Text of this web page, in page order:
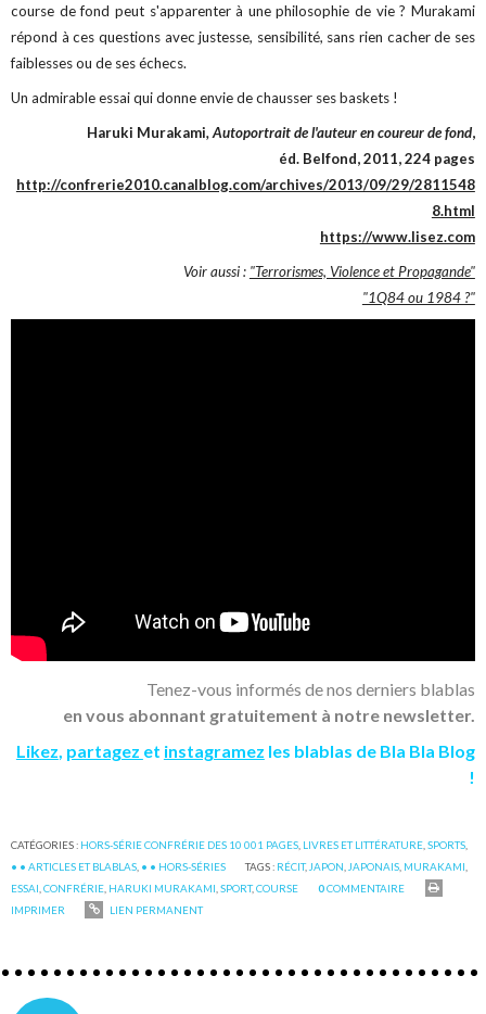
course de fond peut s'apparenter à une philosophie de vie ? Murakami
répond à ces questions avec justesse, sensibilité, sans rien cacher de ses
faiblesses ou de ses échecs.
Un admirable essai qui donne envie de chausser ses baskets !
Haruki Murakami, Autoportrait de l'auteur en coureur de fond,
éd. Belfond, 2011, 224 pages
http://confrerie2010.canalblog.com/archives/2013/09/29/2811548
8.html
https://www.lisez.com
Voir aussi : "Terrorismes, Violence et Propagande"
"1Q84 ou 1984 ?"
Tenez-vous informés de nos derniers blablas
en vous abonnant gratuitement à notre newsletter.
Likez partagez et instagramez les blablas de Bla Bla Blog
!
CATÉGORIES : HORS-SÉRIE CONFRÉRIE DES 10 001 PAGES LIVRES ET LITTÉRATURE ,SPORTS
• • ARTICLES ET BLABLAS • • HORS-SÉRIES TAGS : RÉCIT, JAPON JAPONAIS MURAKAMI
ESSAI ,CONFRÉRIE HARUKI MURAKAMI ,SPORT,COURSE 0COMMENTAIRE
IMPRIMER
LIEN PERMANENT